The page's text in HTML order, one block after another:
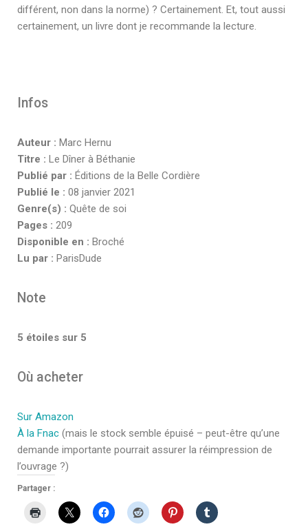
différent, non dans la norme) ? Certainement. Et, tout aussi
certainement, un livre dont je recommande la lecture.
Infos
Auteur : Marc Hernu
Titre : Le Dîner à Béthanie
Publié par : Éditions de la Belle Cordière
Publié le : 08 janvier 2021
Genre(s) : Quête de soi
Pages : 209
Disponible en : Broché
Lu par : ParisDude
Note
5 étoiles sur 5
Où acheter
Sur Amazon
À la Fnac (mais le stock semble épuisé – peut-être qu’une
demande importante pourrait assurer la réimpression de
l’ouvrage ?)
Partager :